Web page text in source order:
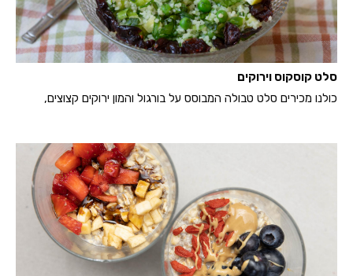
סלט קוסקוס וירוקים
כולנו מכירים סלט טבולה המבוסס על בורגול והמון ירוקים קצוצים,